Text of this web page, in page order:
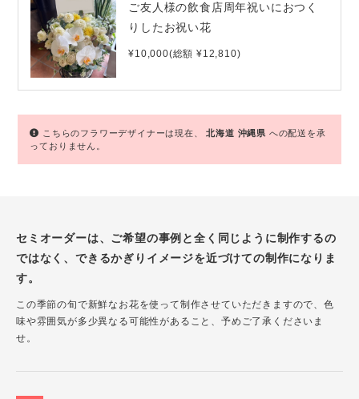
ご友人様の飲食店周年祝いにおつく
りしたお祝い花
¥10,000(総額 ¥12,810)
こちらのフラワーデザイナーは現在、北海道 沖縄県 への配送を承
っておりません。
セミオーダーは、ご希望の事例と全く同じように制作するの
ではなく、できるかぎりイメージを近づけての制作になりま
す。
この季節の旬で新鮮なお花を使って制作させていただきますので、色
味や雰囲気が多少異なる可能性があること、予めご了承くださいま
せ。